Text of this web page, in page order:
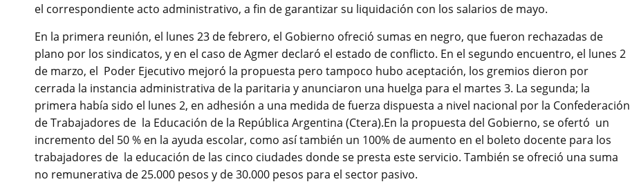
el correspondiente acto administrativo, a fin de garantizar su liquidación con los salarios de mayo.
En la primera reunión, el lunes 23 de febrero, el Gobierno ofreció sumas en negro, que fueron rechazadas de
plano por los sindicatos, y en el caso de Agmer declaró el estado de conflicto. En el segundo encuentro, el lunes 2
de marzo, el Poder Ejecutivo mejoró la propuesta pero tampoco hubo aceptación, los gremios dieron por
cerrada la instancia administrativa de la paritaria y anunciaron una huelga para el martes 3. La segunda; la
primera había sido el lunes 2, en adhesión a una medida de fuerza dispuesta a nivel nacional por la Confederación
de Trabajadores de la Educación de la República Argentina (Ctera).En la propuesta del Gobierno, se ofertó un
incremento del 50 % en la ayuda escolar, como así también un 100% de aumento en el boleto docente para los
trabajadores de la educación de las cinco ciudades donde se presta este servicio. También se ofreció una suma
no remunerativa de 25.000 pesos y de 30.000 pesos para el sector pasivo.